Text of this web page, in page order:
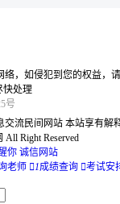
，如侵犯到您的权益，
快处理
号
流民间网站 本站享有解
All Right Reserved
你 诚信网站
老师 1成绩查询 考试安